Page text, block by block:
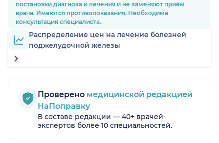
постановки диагноза и лечения и не заменяют приём
врача. Имеются противопоказания. Необходима
консультация специалиста.
Распределение цен на лечение болезней
поджелудочной железы
Проверено медицинской редакцией
НаПоправку
В составе редакции — 40+ врачей-
экспертов более 10 специальностей.